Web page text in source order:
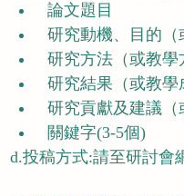
論文題目
研究動機、目的（
研究方法（或教學
研究結果（或教學
研究貢獻及建議（
關鍵字(3-5個)
d.投稿方式:請至研討會